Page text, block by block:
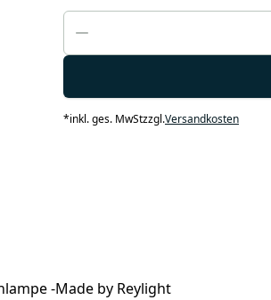
*inkl. ges. MwStzzgl.Versandkosten
-Made by Reylight